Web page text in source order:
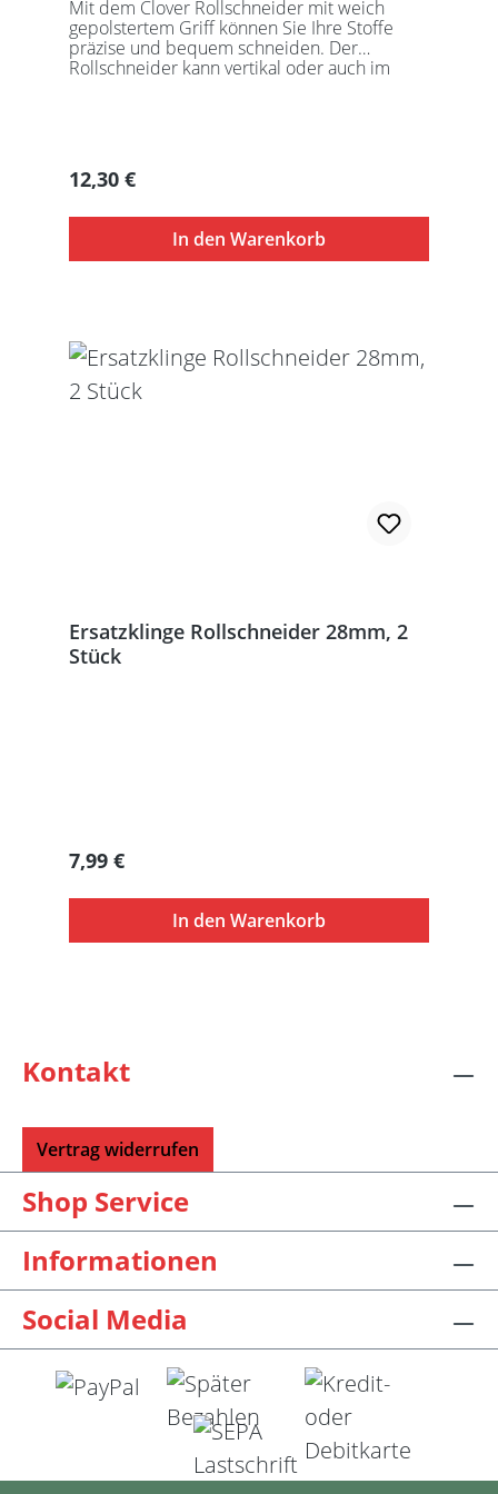
Mit dem Clover Rollschneider mit weich
gepolstertem Griff können Sie Ihre Stoffe
präzise und bequem schneiden. Der
Rollschneider kann vertikal oder auch im
Regulärer Preis:
12,30 €
In den Warenkorb
Ersatzklinge Rollschneider 28mm, 2
Stück
Regulärer Preis:
7,99 €
In den Warenkorb
Kontakt
Vertrag widerrufen
Shop Service
Informationen
Social Media